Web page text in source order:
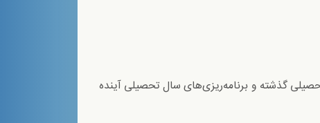
گذشته و برنامه‌ریزی‌های سال تحصیلی آینده